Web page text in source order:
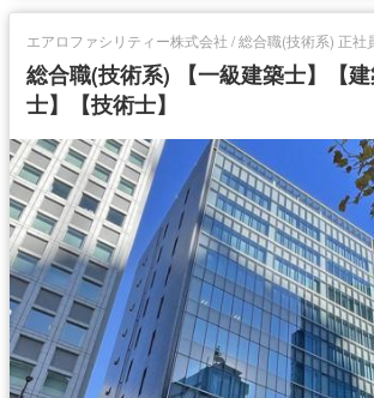
エアロファシリティー株式会社 / 総合職(技術系) 正社
総合職(技術系) 【一級建築士】【
士】【技術士】